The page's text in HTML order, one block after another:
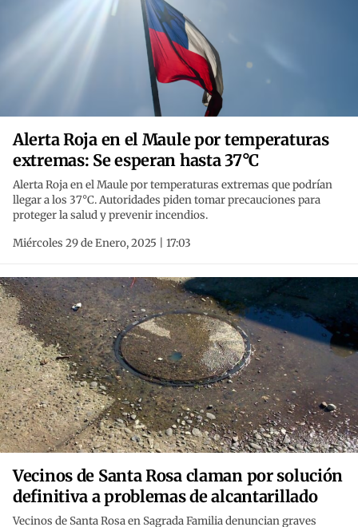
Alerta Roja en el Maule por temperaturas
extremas: Se esperan hasta 37°C
Alerta Roja en el Maule por temperaturas extremas que podrían
llegar a los 37°C. Autoridades piden tomar precauciones para
proteger la salud y prevenir incendios.
Miércoles 29 de Enero, 2025 | 17:03
Vecinos de Santa Rosa claman por solución
definitiva a problemas de alcantarillado
Vecinos de Santa Rosa en Sagrada Familia denuncian graves